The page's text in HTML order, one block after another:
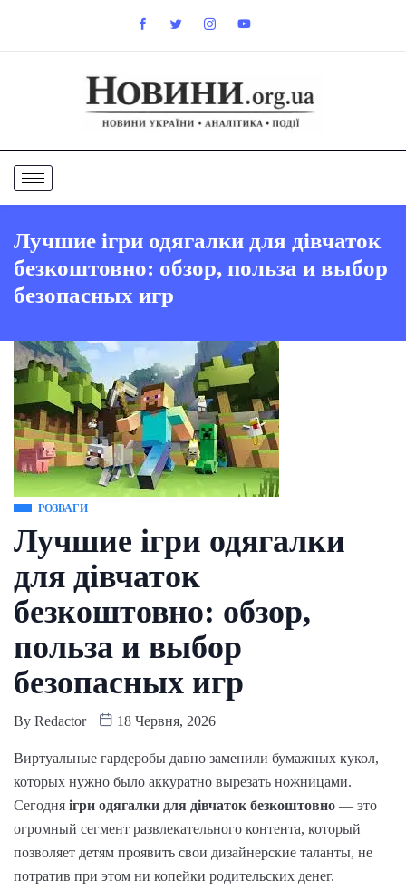
Лучшие ігри одягалки для дівчаток
безкоштовно: обзор, польза и выбор
безопасных игр
РОЗВАГИ
Лучшие ігри одягалки
для дівчаток
безкоштовно: обзор,
польза и выбор
безопасных игр
By Redactor 18 Червня, 2026
Виртуальные гардеробы давно заменили бумажных кукол,
которых нужно было аккуратно вырезать ножницами.
Сегодня ігри одягалки для дівчаток безкоштовно — это
огромный сегмент развлекательного контента, который
позволяет детям проявить свои дизайнерские таланты, не
потратив при этом ни копейки родительских денег.